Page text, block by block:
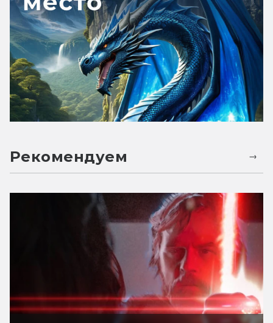
Рекомендуем